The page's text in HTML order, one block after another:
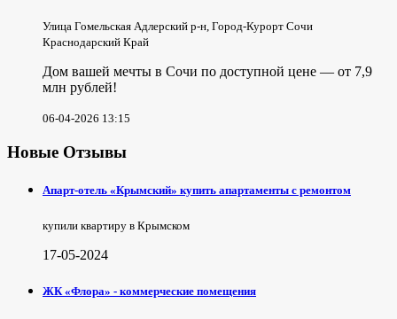
Улица Гомельская Адлерский р-н, Город-Курорт Сочи
Краснодарский Край
Дом вашей мечты в Сочи по доступной цене — от 7,9
млн рублей!
06-04-2026 13:15
Новые Отзывы
Апарт-отель «Крымский» купить апартаменты с ремонтом
купили квартиру в Крымском
17-05-2024
ЖК «Флора» - коммерческие помещения